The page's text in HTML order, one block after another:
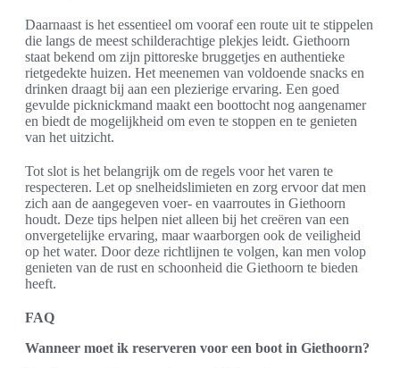
Daarnaast is het essentieel om vooraf een route uit te stippelen
die langs de meest schilderachtige plekjes leidt. Giethoorn
staat bekend om zijn pittoreske bruggetjes en authentieke
rietgedekte huizen. Het meenemen van voldoende snacks en
drinken draagt bij aan een plezierige ervaring. Een goed
gevulde picknickmand maakt een boottocht nog aangenamer
en biedt de mogelijkheid om even te stoppen en te genieten
van het uitzicht.
Tot slot is het belangrijk om de regels voor het varen te
respecteren. Let op snelheidslimieten en zorg ervoor dat men
zich aan de aangegeven voer- en vaarroutes in Giethoorn
houdt. Deze tips helpen niet alleen bij het creëren van een
onvergetelijke ervaring, maar waarborgen ook de veiligheid
op het water. Door deze richtlijnen te volgen, kan men volop
genieten van de rust en schoonheid die Giethoorn te bieden
heeft.
FAQ
Wanneer moet ik reserveren voor een boot in Giethoorn?